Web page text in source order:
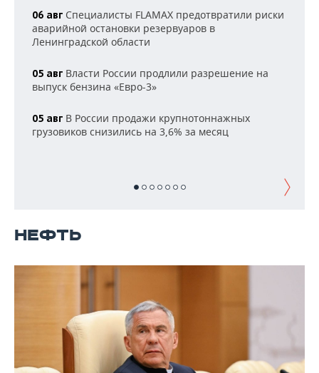
КОМУ ПРИНАДЛЕЖАТ
ТОРГОВЫЕ ЦЕНТРЫ
ТАТАРСТАНА
БЮДЖЕТ
ИНВЕСТИЦИИ
МАШИНОСТРОЕНИЕ
НЕФТЬ
ОПК
НОВОСТИ АВТО
БИЗНЕС
НОВОСТИ БИЗНЕСА
РОЗНИЧНАЯ ТОРГОВЛЯ
ТРАНСПОРТ
ТЕХНОЛОГИИ
НОВОСТИ ТЕХНОЛОГИЙ
МЕРОПРИЯТИЯ
НОВОСТИ МЕРОПРИЯТИЙ
ОТКРЫТАЯ ЛЕКЦИЯ
СПОРТ
БАСКЕТБОЛ
КИБЕРСПОРТ
ФИГУРНОЕ КАТАНИЕ
ИНФРАСТРУКТУРА
МЕДИЦИНА
СПРАВОЧНИК
СПИСОК КОМПАНИЙ
06 авг Специалисты FLAMAX предотвратили риски
аварийной остановки резервуаров в
Ленинградской области
05 авг Власти России продлили разрешение на
выпуск бензина «Евро-3»
05 авг В России продажи крупнотоннажных
грузовиков снизились на 3,6% за месяц
НЕФТЬ